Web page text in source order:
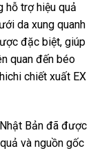
hỗ trợ hiệu quả
da xung quanh
đặc biệt, giúp
quan đến béo
chiết xuất EX
Bản đã được
và nguồn gốc